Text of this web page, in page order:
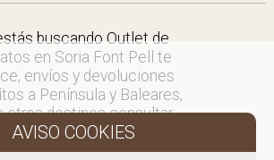
buscando Outlet de
en Soria Font Pell te
envíos y devoluciones
a Península y Baleares,
otros destinos consultar
comercial@fontpell.com.